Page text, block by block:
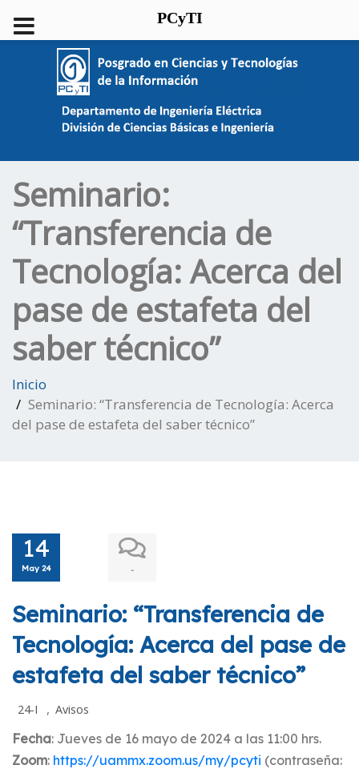
Seminario:
“Transferencia de
Tecnología: Acerca del
pase de estafeta del
saber técnico”
Inicio
Seminario: “Transferencia de Tecnología: Acerca
del pase de estafeta del saber técnico”
14
May 24 -
Seminario: “Transferencia de
Tecnología: Acerca del pase de
estafeta del saber técnico”
24-I , Avisos
Fecha: Jueves de 16 mayo de 2024 a las 11:00 hrs.
Zoom: https://uammx.zoom.us/my/pcyti (contraseña:
PCyTI